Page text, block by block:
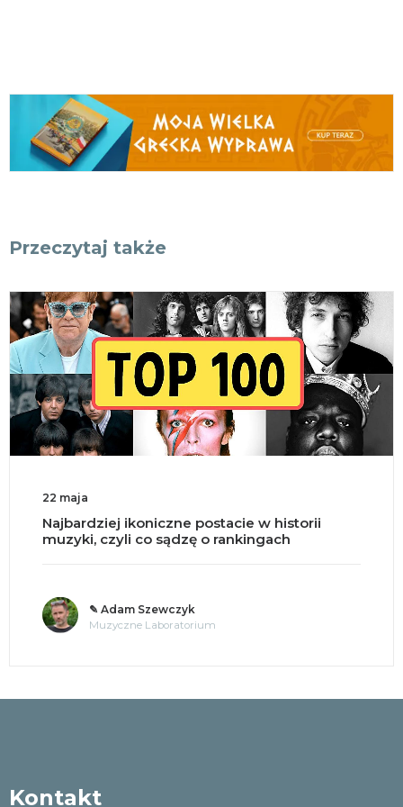
Przeczytaj także
18 maja
Split brain, czyli co się dzieje po przecięciu
mózgu na pół?
✎ o. Andrzej Jastrzębski OMI
Tajemnice umysłu
Kontakt